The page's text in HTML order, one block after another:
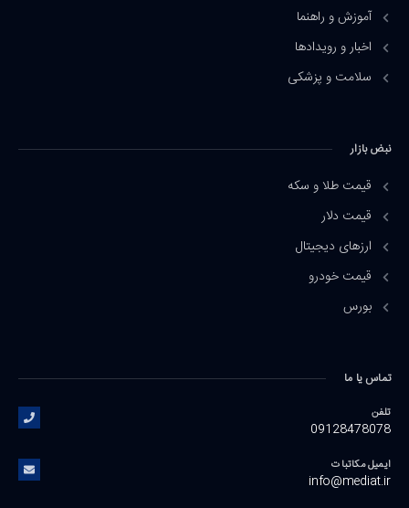
آموزش و راهنما
اخبار و رویدادها
سلامت و پزشکی
نبض بازار
قیمت طلا و سکه
قیمت دلار
ارزهای دیجیتال
قیمت خودرو
بورس
تماس یا ما
تلفن
09128478078
ایمیل مکاتبات
info@mediat.ir